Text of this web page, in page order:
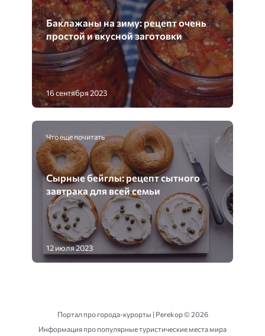
Баклажаны на зиму: рецепт очень
простой и вкусной заготовки
16 сентября 2023
Что еще почитать
Сырные бейглы: рецепт сытного
завтрака для всей семьи
12 июля 2023
Портал про города-курорты | Perekop ©2026
Информация про популярные туристические места мира